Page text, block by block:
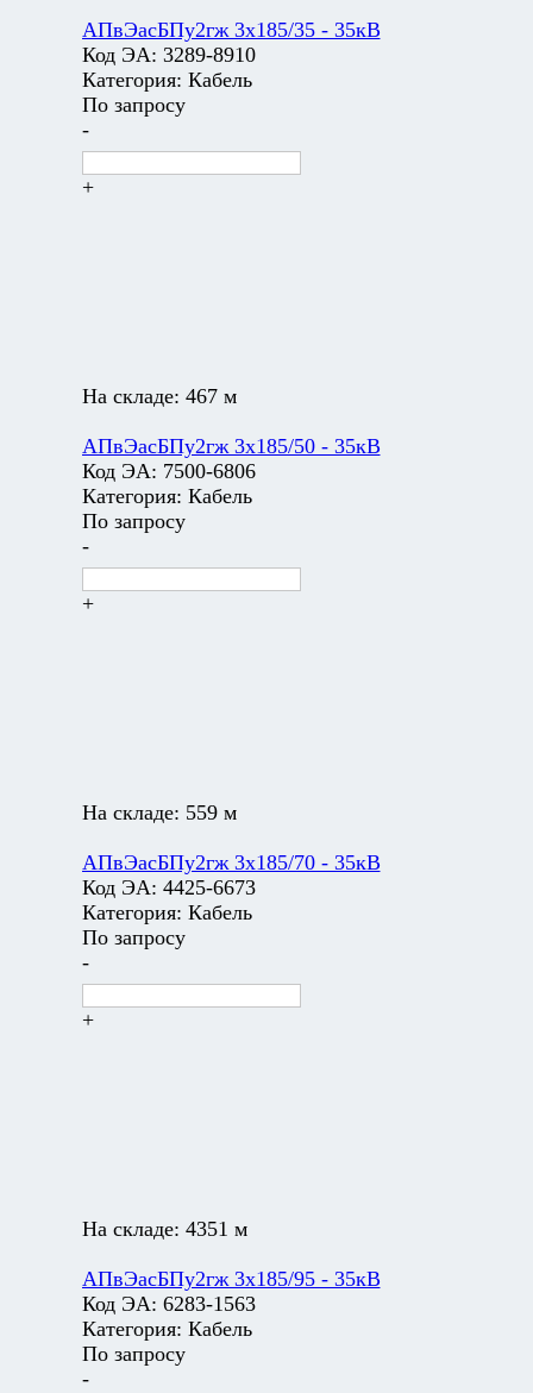
АПвЭасБПу2гж 3х185/35 - 35кВ
Код ЭА: 3289-8910
Категория: Кабель
По запросу
-
+
На складе: 467 м
АПвЭасБПу2гж 3х185/50 - 35кВ
Код ЭА: 7500-6806
Категория: Кабель
По запросу
-
+
На складе: 559 м
АПвЭасБПу2гж 3х185/70 - 35кВ
Код ЭА: 4425-6673
Категория: Кабель
По запросу
-
+
На складе: 4351 м
АПвЭасБПу2гж 3х185/95 - 35кВ
Код ЭА: 6283-1563
Категория: Кабель
По запросу
-